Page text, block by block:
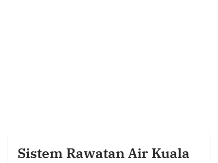
Sistem Rawatan Air Kuala